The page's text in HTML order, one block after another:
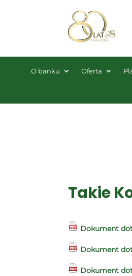
O banku Oferta
Takie
Dokument
Dokument
Dokument